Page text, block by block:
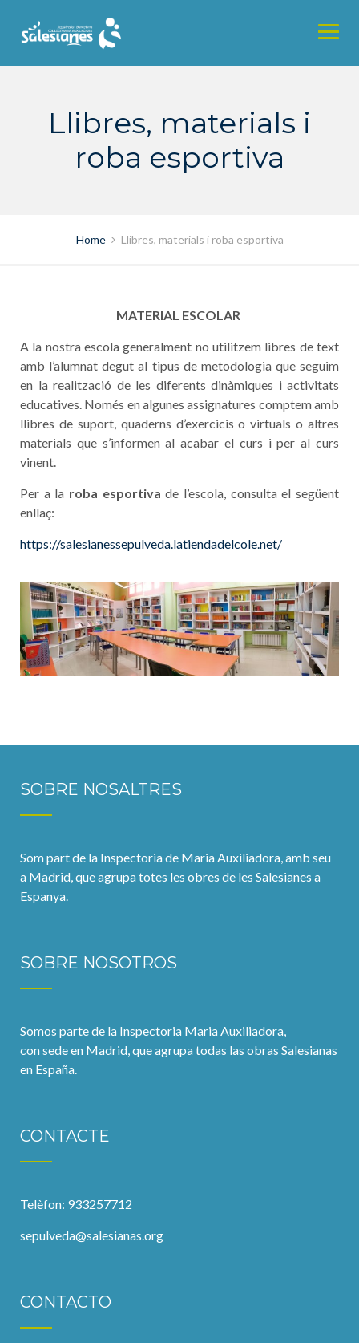
content
Llibres, materials i
roba esportiva
Home Llibres, materials i roba esportiva
MATERIAL ESCOLAR
A la nostraescolageneralment no utilitzem libres de text
amb l’alumnat degut al tipus de metodologia que seguim
en la realització de les diferents dinàmiques i activitats
educatives. Només en algunes assignatures comptem amb
llibres de suport, quaderns d’exercicis o virtuals o altres
materials que s’informen al acabar el curs i per al curs
vinent.
Per a la roba esportiva de l’escola, consulta el següent
enllaç:
https://salesianessepulveda.latiendadelcole.net/
SOBRE NOSALTRES
Som part de la Inspectoria de Maria Auxiliadora, amb seu
a Madrid, que agrupa totes les obres de les Salesianes a
Espanya.
SOBRE NOSOTROS
Somos parte de la Inspectoria Maria Auxiliadora,
con sede en Madrid, que agrupa todas las obras Salesianas
en España.
CONTACTE
Telèfon: 933257712
sepulveda@salesianas.org
CONTACTO